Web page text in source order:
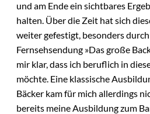
und am Ende ein sichtbares
halten. Über die Zeit hat sich
weiter gefestigt, besonders
Fernsehsendung »Das große
mir klar, dass ich beruflich in
möchte. Eine klassische
Bäcker kam für mich allerdings
bereits meine Ausbildung zum